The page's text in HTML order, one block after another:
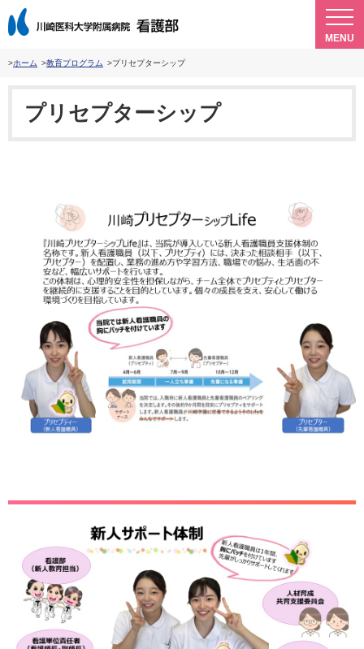
MENU
ホーム 教育プログラム プリセプターシップ
プリセプターシップ